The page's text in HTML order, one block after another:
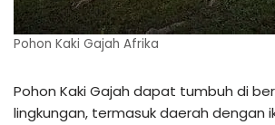
Pohon Kaki Gajah Afrika
Pohon Kaki Gajah dapat tumbuh di
lingkungan, termasuk daerah dengan